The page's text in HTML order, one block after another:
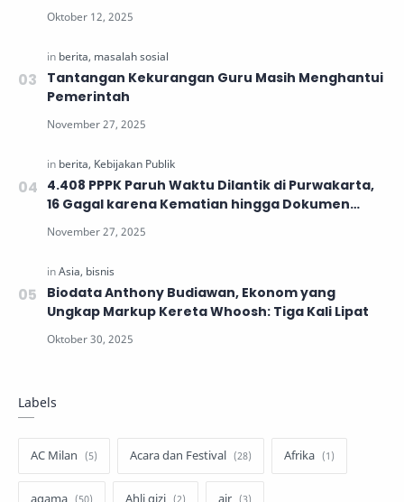
Tantangan Kekurangan Guru Masih Menghantui
Pemerintah
4.408 PPPK Paruh Waktu Dilantik di Purwakarta,
16 Gagal karena Kematian hingga Dokumen
Biodata Anthony Budiawan, Ekonom yang
Ungkap Markup Kereta Whoosh: Tiga Kali Lipat
Labels
AC Milan Acara dan Festival Afrika
agama Ahli gizi air